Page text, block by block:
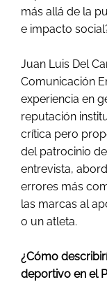
más allá de la
e impacto
Juan Luis Del
Comunicación
experiencia en
reputación
crítica pero
del patrocinio
entrevista,
errores más
las marcas al
o un atleta.
¿Cómo
deportivo en el